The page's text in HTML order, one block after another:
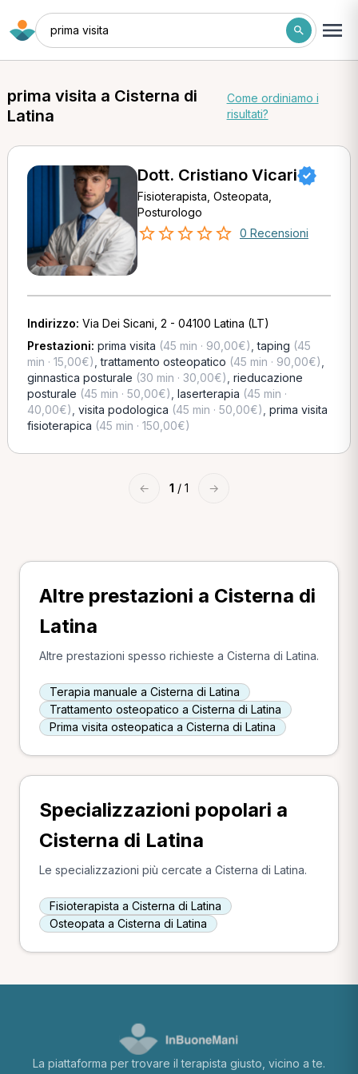
prima visita
prima visita a Cisterna di
Latina
Come ordiniamo i
risultati?
Dott. Cristiano Vicari
Fisioterapista, Osteopata,
Posturologo
0 Recensioni
Indirizzo: Via Dei Sicani, 2 - 04100 Latina (LT)
Prestazioni: prima visita (45 min · 90,00€) ,taping (45
min · 15,00€) ,trattamento osteopatico (45 min · 90,00€)
ginnastica posturale (30 min · 30,00€) rieducazione
posturale (45 min · 50,00€) laserterapia (45 min ·
40,00€) visita podologica (45 min · 50,00€) prima visita
fisioterapica (45 min · 150,00€)
← 1 / 1 →
Altre prestazioni a Cisterna di
Latina
Altre prestazioni spesso richieste a Cisterna di Latina.
Terapia manuale a Cisterna di Latina
Trattamento osteopatico a Cisterna di Latina
Prima visita osteopatica a Cisterna di Latina
Specializzazioni popolari a
Cisterna di Latina
Le specializzazioni più cercate a Cisterna di Latina.
Fisioterapista a Cisterna di Latina
Osteopata a Cisterna di Latina
La piattaforma per trovare il terapista giusto, vicino a te.